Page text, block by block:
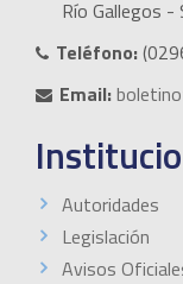
Río Gallegos -
Teléfono:
Email:
Autoridades
Legislación
Avisos